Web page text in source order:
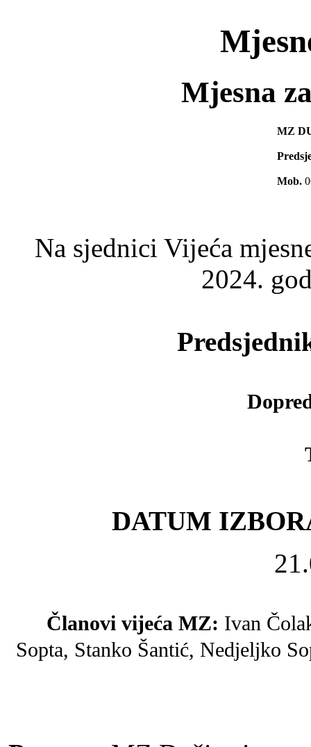
Mjesna
MZ
Mob.
Na sjednici Vijeća
2024.
DATUM
Članovi vijeća MZ: Ivan
Sopta, Stanko Šantić, Nedjeljko